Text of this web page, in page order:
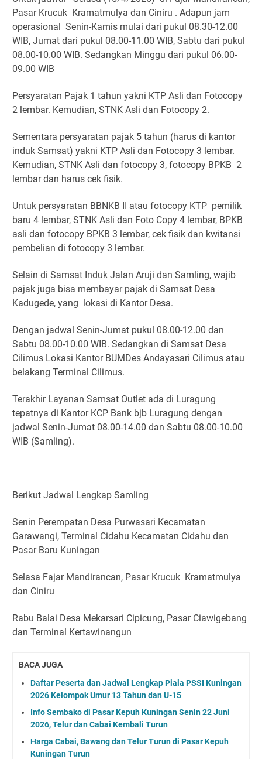
Pasar Krucuk Kramatmulya dan Ciniru . Adapun jam
operasional Senin-Kamis mulai dari pukul 08.30-12.00
WIB, Jumat dari pukul 08.00-11.00 WIB, Sabtu dari pukul
08.00-10.00 WIB. Sedangkan Minggu dari pukul 06.00-
09.00 WIB
Persyaratan Pajak 1 tahun yakni KTP Asli dan Fotocopy
2 lembar. Kemudian, STNK Asli dan Fotocopy 2.
Sementara persyaratan pajak 5 tahun (harus di kantor
induk Samsat) yakni KTP Asli dan Fotocopy 3 lembar.
Kemudian, STNK Asli dan fotocopy 3, fotocopy BPKB 2
lembar dan harus cek fisik.
Untuk persyaratan BBNKB II atau fotocopy KTP pemilik
baru 4 lembar, STNK Asli dan Foto Copy 4 lembar, BPKB
asli dan fotocopy BPKB 3 lembar, cek fisik dan kwitansi
pembelian di fotocopy 3 lembar.
Selain di Samsat Induk Jalan Aruji dan Samling, wajib
pajak juga bisa membayar pajak di Samsat Desa
Kadugede, yang lokasi di Kantor Desa.
Dengan jadwal Senin-Jumat pukul 08.00-12.00 dan
Sabtu 08.00-10.00 WIB. Sedangkan di Samsat Desa
Cilimus Lokasi Kantor BUMDes Andayasari Cilimus atau
belakang Terminal Cilimus.
Terakhir Layanan Samsat Outlet ada di Luragung
tepatnya di Kantor KCP Bank bjb Luragung dengan
jadwal Senin-Jumat 08.00-14.00 dan Sabtu 08.00-10.00
WIB (Samling).
Berikut Jadwal Lengkap Samling
Senin Perempatan Desa Purwasari Kecamatan
Garawangi, Terminal Cidahu Kecamatan Cidahu dan
Pasar Baru Kuningan
Selasa Fajar Mandirancan, Pasar Krucuk Kramatmulya
dan Ciniru
Rabu Balai Desa Mekarsari Cipicung, Pasar Ciawigebang
dan Terminal Kertawinangun
BACA JUGA
Daftar Peserta dan Jadwal Lengkap Piala PSSI Kuningan
2026 Kelompok Umur 13 Tahun dan U-15
Info Sembako di Pasar Kepuh Kuningan Senin 22 Juni
2026, Telur dan Cabai Kembali Turun
Harga Cabai, Bawang dan Telur Turun di Pasar Kepuh
Kuningan Turun